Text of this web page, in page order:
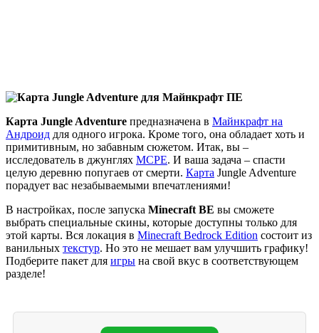
Карта Jungle Adventure предназначена в Майнкрафт на
Андроид для одного игрока. Кроме того, она обладает хоть и
примитивным, но забавным сюжетом. Итак, вы –
исследователь в джунглях МСРЕ. И ваша задача – спасти
целую деревню попугаев от смерти. Карта Jungle Adventure
порадует вас незабываемыми впечатлениями!
В настройках, после запуска MinecraftBE вы сможете
выбрать специальные скины, которые доступны только для
этой карты. Вся локация в Minecraft Bedrock Edition состоит из
ванильных текстур. Но это не мешает вам улучшить графику!
Подберите пакет для игры на свой вкус в соответствующем
разделе!